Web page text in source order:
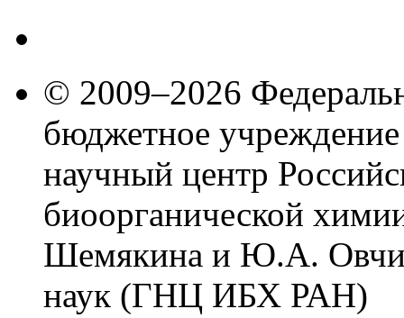
© 2009–2026
бюджетное
научный центр
биоорганической
Шемякина и Ю.А.
наук (ГНЦ ИБХ РАН)